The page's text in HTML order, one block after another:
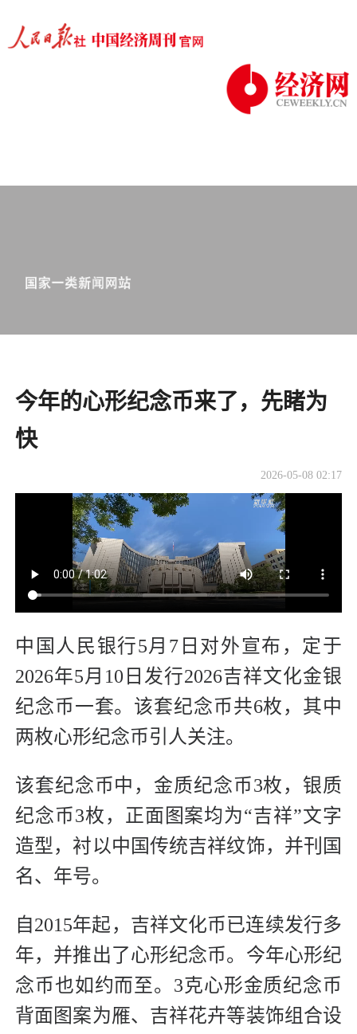
今年的心形纪念币来了，先睹为
快
2026-05-08 02:17
中国人民银行5月7日对外宣布，定于
2026年5月10日发行2026吉祥文化金银
纪念币一套。该套纪念币共6枚，其中
两枚心形纪念币引人关注。
该套纪念币中，金质纪念币3枚，银质
纪念币3枚，正面图案均为“吉祥”文字
造型，衬以中国传统吉祥纹饰，并刊国
名、年号。
自2015年起，吉祥文化币已连续发行多
年，并推出了心形纪念币。今年心形纪
念币也如约而至。3克心形金质纪念币
背面图案为雁、吉祥花卉等装饰组合设